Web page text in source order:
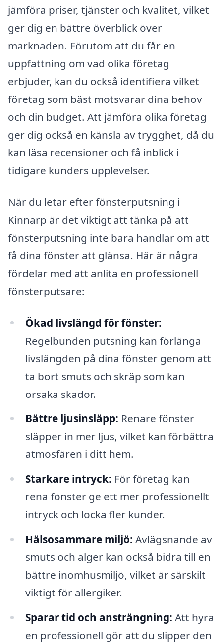
jämföra priser, tjänster och kvalitet, vilket
ger dig en bättre överblick över
marknaden. Förutom att du får en
uppfattning om vad olika företag
erbjuder, kan du också identifiera vilket
företag som bäst motsvarar dina behov
och din budget. Att jämföra olika företag
ger dig också en känsla av trygghet, då du
kan läsa recensioner och få inblick i
tidigare kunders upplevelser.
När du letar efter fönsterputsning i
Kinnarp är det viktigt att tänka på att
fönsterputsning inte bara handlar om att
få dina fönster att glänsa. Här är några
fördelar med att anlita en professionell
fönsterputsare:
Ökad livslängd för fönster:
Regelbunden putsning kan förlänga
livslängden på dina fönster genom att
ta bort smuts och skräp som kan
orsaka skador.
Bättre ljusinsläpp: Renare fönster
släpper in mer ljus, vilket kan förbättra
atmosfären i ditt hem.
Starkare intryck: För företag kan
rena fönster ge ett mer professionellt
intryck och locka fler kunder.
Hälsosammare miljö: Avlägsnande av
smuts och alger kan också bidra till en
bättre inomhusmiljö, vilket är särskilt
viktigt för allergiker.
Sparar tid och ansträngning: Att hyra
en professionell gör att du slipper den